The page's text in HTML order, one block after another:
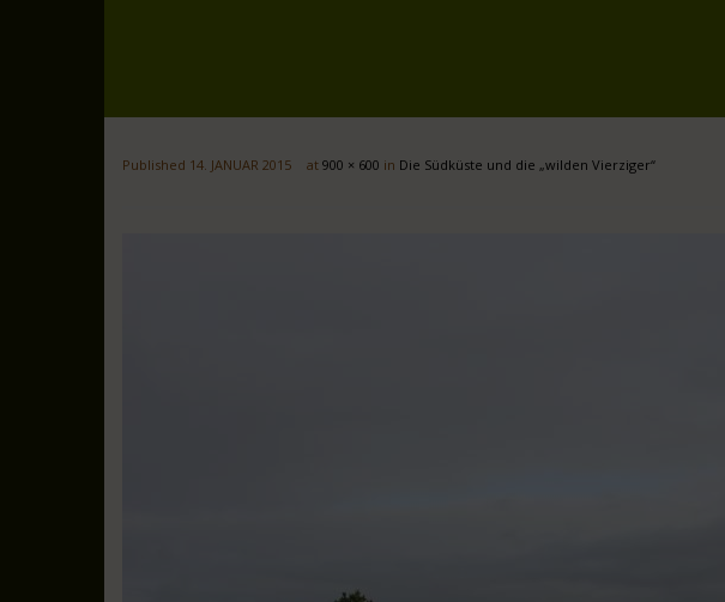
Published 14. JANUAR 2015 at 900 × 600 in Die Südküste und die „wilden Vierziger“